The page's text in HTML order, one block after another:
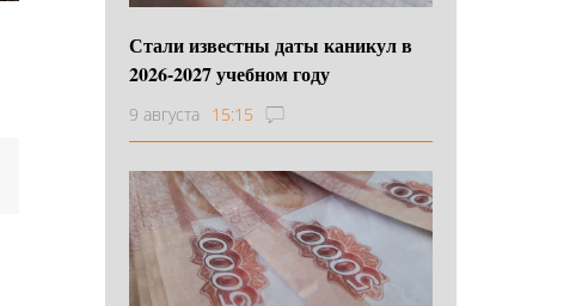
Стали известны даты каникул в
2026-2027 учебном году
9 августа 15:15